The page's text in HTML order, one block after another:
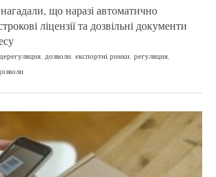
що наразі автоматично
ліцензії та дозвільні документи
дерегуляция, дозволи, експортні ринки, регуляция,